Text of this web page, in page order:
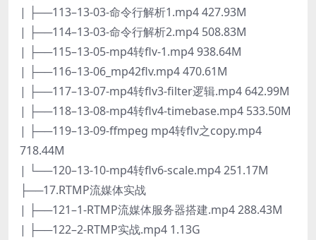
| ├──113–13-03-命令行解析1.mp4 427.93M
| ├──114–13-03-命令行解析2.mp4 508.83M
| ├──115–13-05-mp4转flv-1.mp4 938.64M
| ├──116–13-06_mp42flv.mp4 470.61M
| ├──117–13-07-mp4转flv3-filter逻辑.mp4 642.99M
| ├──118–13-08-mp4转flv4-timebase.mp4 533.50M
| ├──119–13-09-ffmpeg mp4转flv之copy.mp4
718.44M
| └──120–13-10-mp4转flv6-scale.mp4 251.17M
├──17.RTMP流媒体实战
| ├──121–1-RTMP流媒体服务器搭建.mp4 288.43M
| ├──122–2-RTMP实战.mp4 1.13G